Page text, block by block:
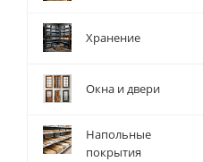
Хранение
Окна и двери
Напольные
покрытия